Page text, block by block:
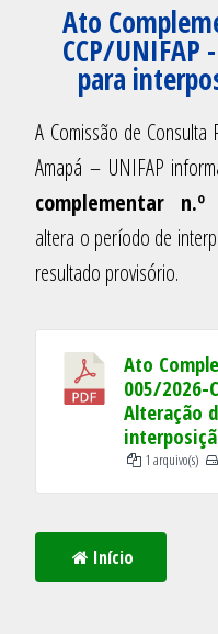
Ato
CCP/UNIFAP
para
A Comissão de Consulta
Amapá – UNIFAP
complementar n.º
altera o período de
resultado provisório.
Ato
005/2026-
Alteração
1 arquivo(s)
Início